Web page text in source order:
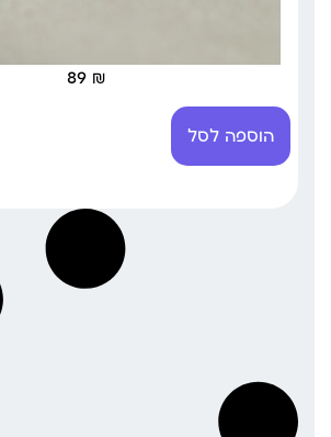
89 ₪
הוספה לסל